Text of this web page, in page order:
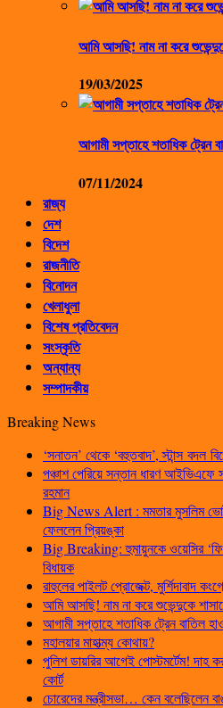
আমি আসছি! নাম না করে
19/03/2025
আগামী সপ্তাহে শতাধিক ট্রেন
07/11/2024
রাজ্য
দেশ
বিদেশ
রাজনীতি
বিনোদন
খেলাধুলা
বিশেষ প্রতিবেদন
সংস্কৃতি
অন্যান্য
সম্পাদকীয়
Breaking News
‘সনাতন’ থেকে ‘বহুতবাদ’, স্টান্স বদল
পঞ্চাশ পেরিয়ে সন্তান ধারণ
রহমান
Big News Alert : মমতার মুসলিম
ফেললেন প্রিয়ঙ্কা
Big Breaking: হুমায়ুনকে ওয়েসির
বিধায়ক
রাহুলের পাইলট প্রোজেক্ট, মুর্শিদাবাদ
আমি আসছি! নাম না করে শুভেন্দুকে
আগামী সপ্তাহে শতাধিক ট্রেন বাতিল
মহালয়ার মাহাত্ম্য কোথায়?
পুলিশ ডায়রির আগেই পোস্টমর্টেম!
কোর্ট
চোরেদের মন্ত্রীসভা… কেন বলেছিলেন